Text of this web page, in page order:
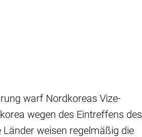
warf Nordkoreas Vize-
wegen des Eintreffens des
weisen regelmäßig die